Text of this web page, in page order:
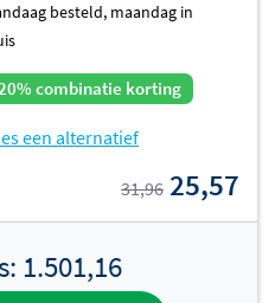
combinatie korting
een alternatief
31,96 25,57
1.501,16